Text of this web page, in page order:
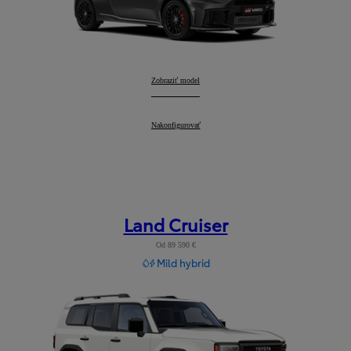
GR Yaris :
Zobraziť model
GR Yaris:
Nakonfigurovať
Land Cruiser
Od 89 590 €
Mild hybrid